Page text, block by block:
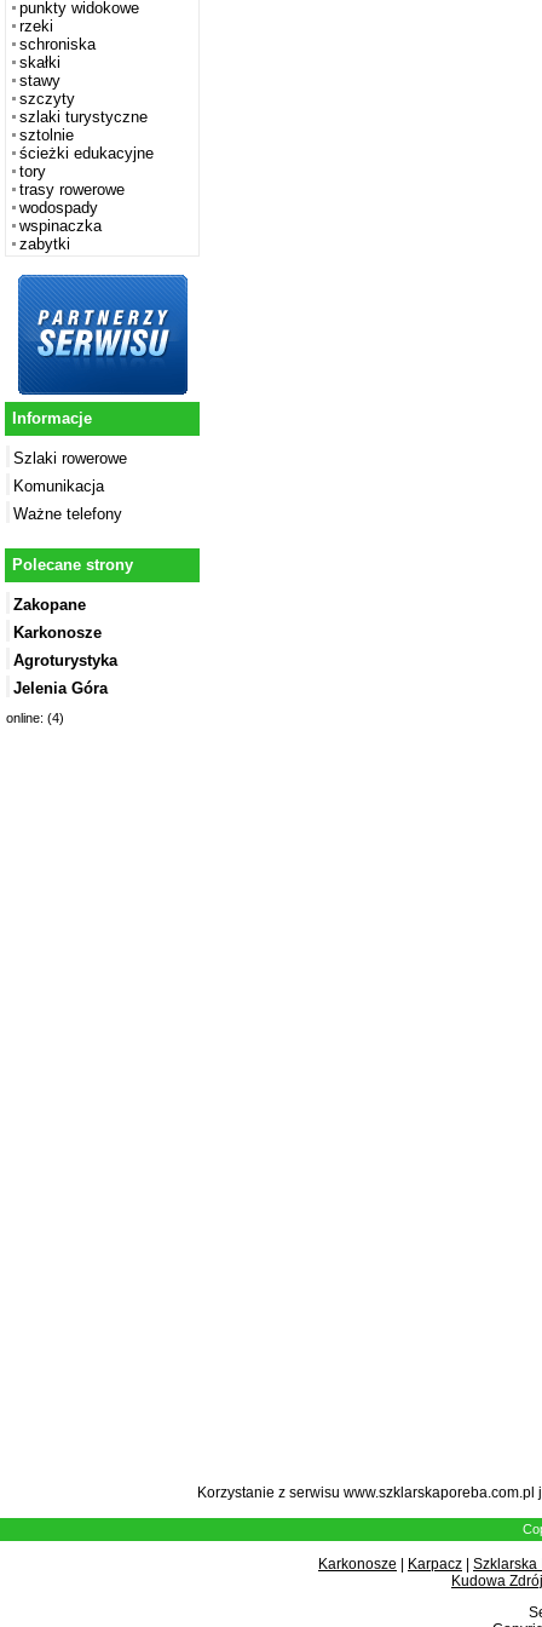
punkty widokowe
rzeki
schroniska
skałki
stawy
szczyty
szlaki turystyczne
sztolnie
ścieżki edukacyjne
tory
trasy rowerowe
wodospady
wspinaczka
zabytki
Informacje
Szlaki rowerowe
Komunikacja
Ważne telefony
Polecane strony
Zakopane
Karkonosze
Agroturystyka
Jelenia Góra
online: (4)
Korzystanie z serwisu
Karkonosze Karpacz
Szklarska
Kudowa